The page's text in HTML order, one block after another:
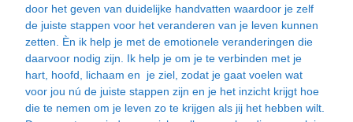
door het geven van duidelijke handvatten waardoor je zelf
de juiste stappen voor het veranderen van je leven kunnen
zetten. Èn ik help je met de emotionele veranderingen die
daarvoor nodig zijn. Ik help je om je te verbinden met je
hart, hoofd, lichaam en je ziel, zodat je gaat voelen wat
voor jou nú de juiste stappen zijn en je het inzicht krijgt hoe
die te nemen om je leven zo te krijgen als jij het hebben wilt.